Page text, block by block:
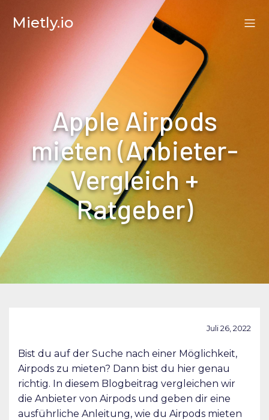
Mietly.io
Apple Airpods
mieten (Anbieter-
Vergleich +
Ratgeber)
Juli 26, 2022
Bist du auf der Suche nach einer Möglichkeit,
Airpods zu mieten? Dann bist du hier genau
richtig. In diesem Blogbeitrag vergleichen wir
die Anbieter von Airpods und geben dir eine
ausführliche Anleitung, wie du Airpods mieten